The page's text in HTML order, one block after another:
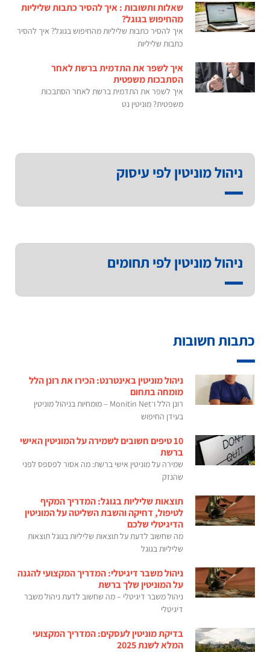
שאלות ותשובות : איך להסיר כתבות שליליות
מהחיפוש בגוגל?
איך להסיר כתבות שליליות מהחיפוש בגוגל? איך להסיר
כתבות שליליות
איך לשפר את התדמית ברשת לאחר
הסתבכות משפטית
איך לשפר את התדמית ברשת לאחר הסתבכות
משפטית? מוניטין נט
ניהול מוניטין לפי עיסוק
ניהול מוניטין לפי תחומים
כתבות חשובות
ניהול מוניטין באינטרנט: הכירו את רונן הלל
מומחה בתחום
רונן הלל ו־Monitin Net – מומחיות בניהול מוניטין
בעידן החיפוש
10 טיפים חשובים לשמירה על המוניטין האישי
ברשת
שמירה על מוניטין אישי ברשת: מה אסור לפספס לפני
שהנזק
תוצאות שליליות בגוגל: המדריך המקיף
לטיפול, דחיקה והשבת השליטה על המוניטין
הדיגיטלי שלכם
מה שחשוב לדעת על תוצאות שליליות בגוגל תוצאות
שליליות בגוגל
ניהול משבר דיגיטלי: המדריך המקצועי להגנה
על המוניטין שלך ברשת
ניהול משבר דיגיטלי – מה שחשוב לדעת ניהול משבר
דיגיטלי
בדיקת מוניטין לעסקים: המדריך המקצועי
המלא לשנת 2025